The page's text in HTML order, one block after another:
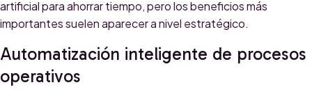
artificial para ahorrar tiempo, pero los beneficios más
importantes suelen aparecer a nivel estratégico.
Automatización inteligente de procesos
operativos